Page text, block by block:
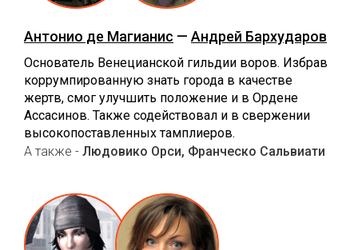
Антонио де Магианис — Андрей Бархударов
Основатель Венецианской гильдии воров. Избрав
коррумпированную знать города в качестве
жертв, смог улучшить положение и в Ордене
Ассасинов. Также содействовал и в свержении
высокопоставленных тамплиеров.
А также - Людовико Орси, Франческо Сальвиати